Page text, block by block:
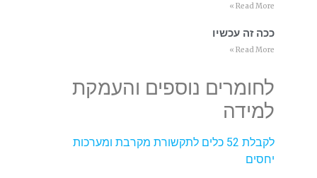
Read More »
ככה זה עכשיו
Read More »
לחומרים נוספים והעמקת
למידה
לקבלת 52 כלים לתקשורת מקרבת ומערכות
יחסים